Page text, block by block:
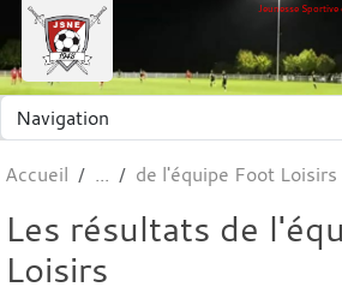
Jeunesse
Accueil de l'équipe Foot Loisirs
Les résultats de
Loisirs
Panneau de gestion des cookies